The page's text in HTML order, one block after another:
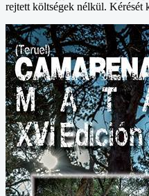
rejtett költségek nélkül. Kérését